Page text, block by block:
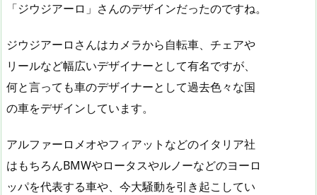
「ジウジアーロ」さんのデザインだったのですね。
ジウジアーロさんはカメラから自転車、チェアや
リールなど幅広いデザイナーとして有名ですが、
何と言っても車のデザイナーとして過去色々な国
の車をデザインしています。
アルファーロメオやフィアットなどのイタリア社
はもちろんBMWやロータスやルノーなどのヨーロ
ッパを代表する車や、今大騒動を引き起こしてい